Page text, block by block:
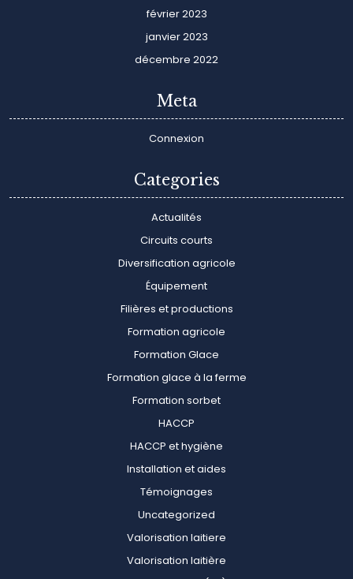
février 2023
janvier 2023
décembre 2022
Meta
Connexion
Categories
Actualités
Circuits courts
Diversification agricole
Équipement
Filières et productions
Formation agricole
Formation Glace
Formation glace à la ferme
Formation sorbet
HACCP
HACCP et hygiène
Installation et aides
Témoignages
Uncategorized
Valorisation laitiere
Valorisation laitière